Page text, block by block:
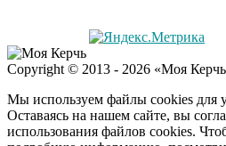
Copyright © 2013 - 2026 «Моя
Мы используем файлы cookies для
Оставаясь на нашем сайте, вы
использования файлов cookies.